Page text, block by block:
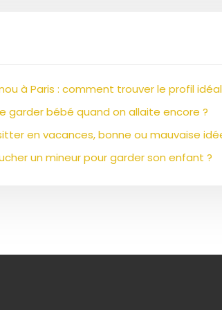
à Paris : comment trouver le profil
garder bébé quand on allaite encore ?
en vacances, bonne ou mauvaise
un mineur pour garder son enfant ?